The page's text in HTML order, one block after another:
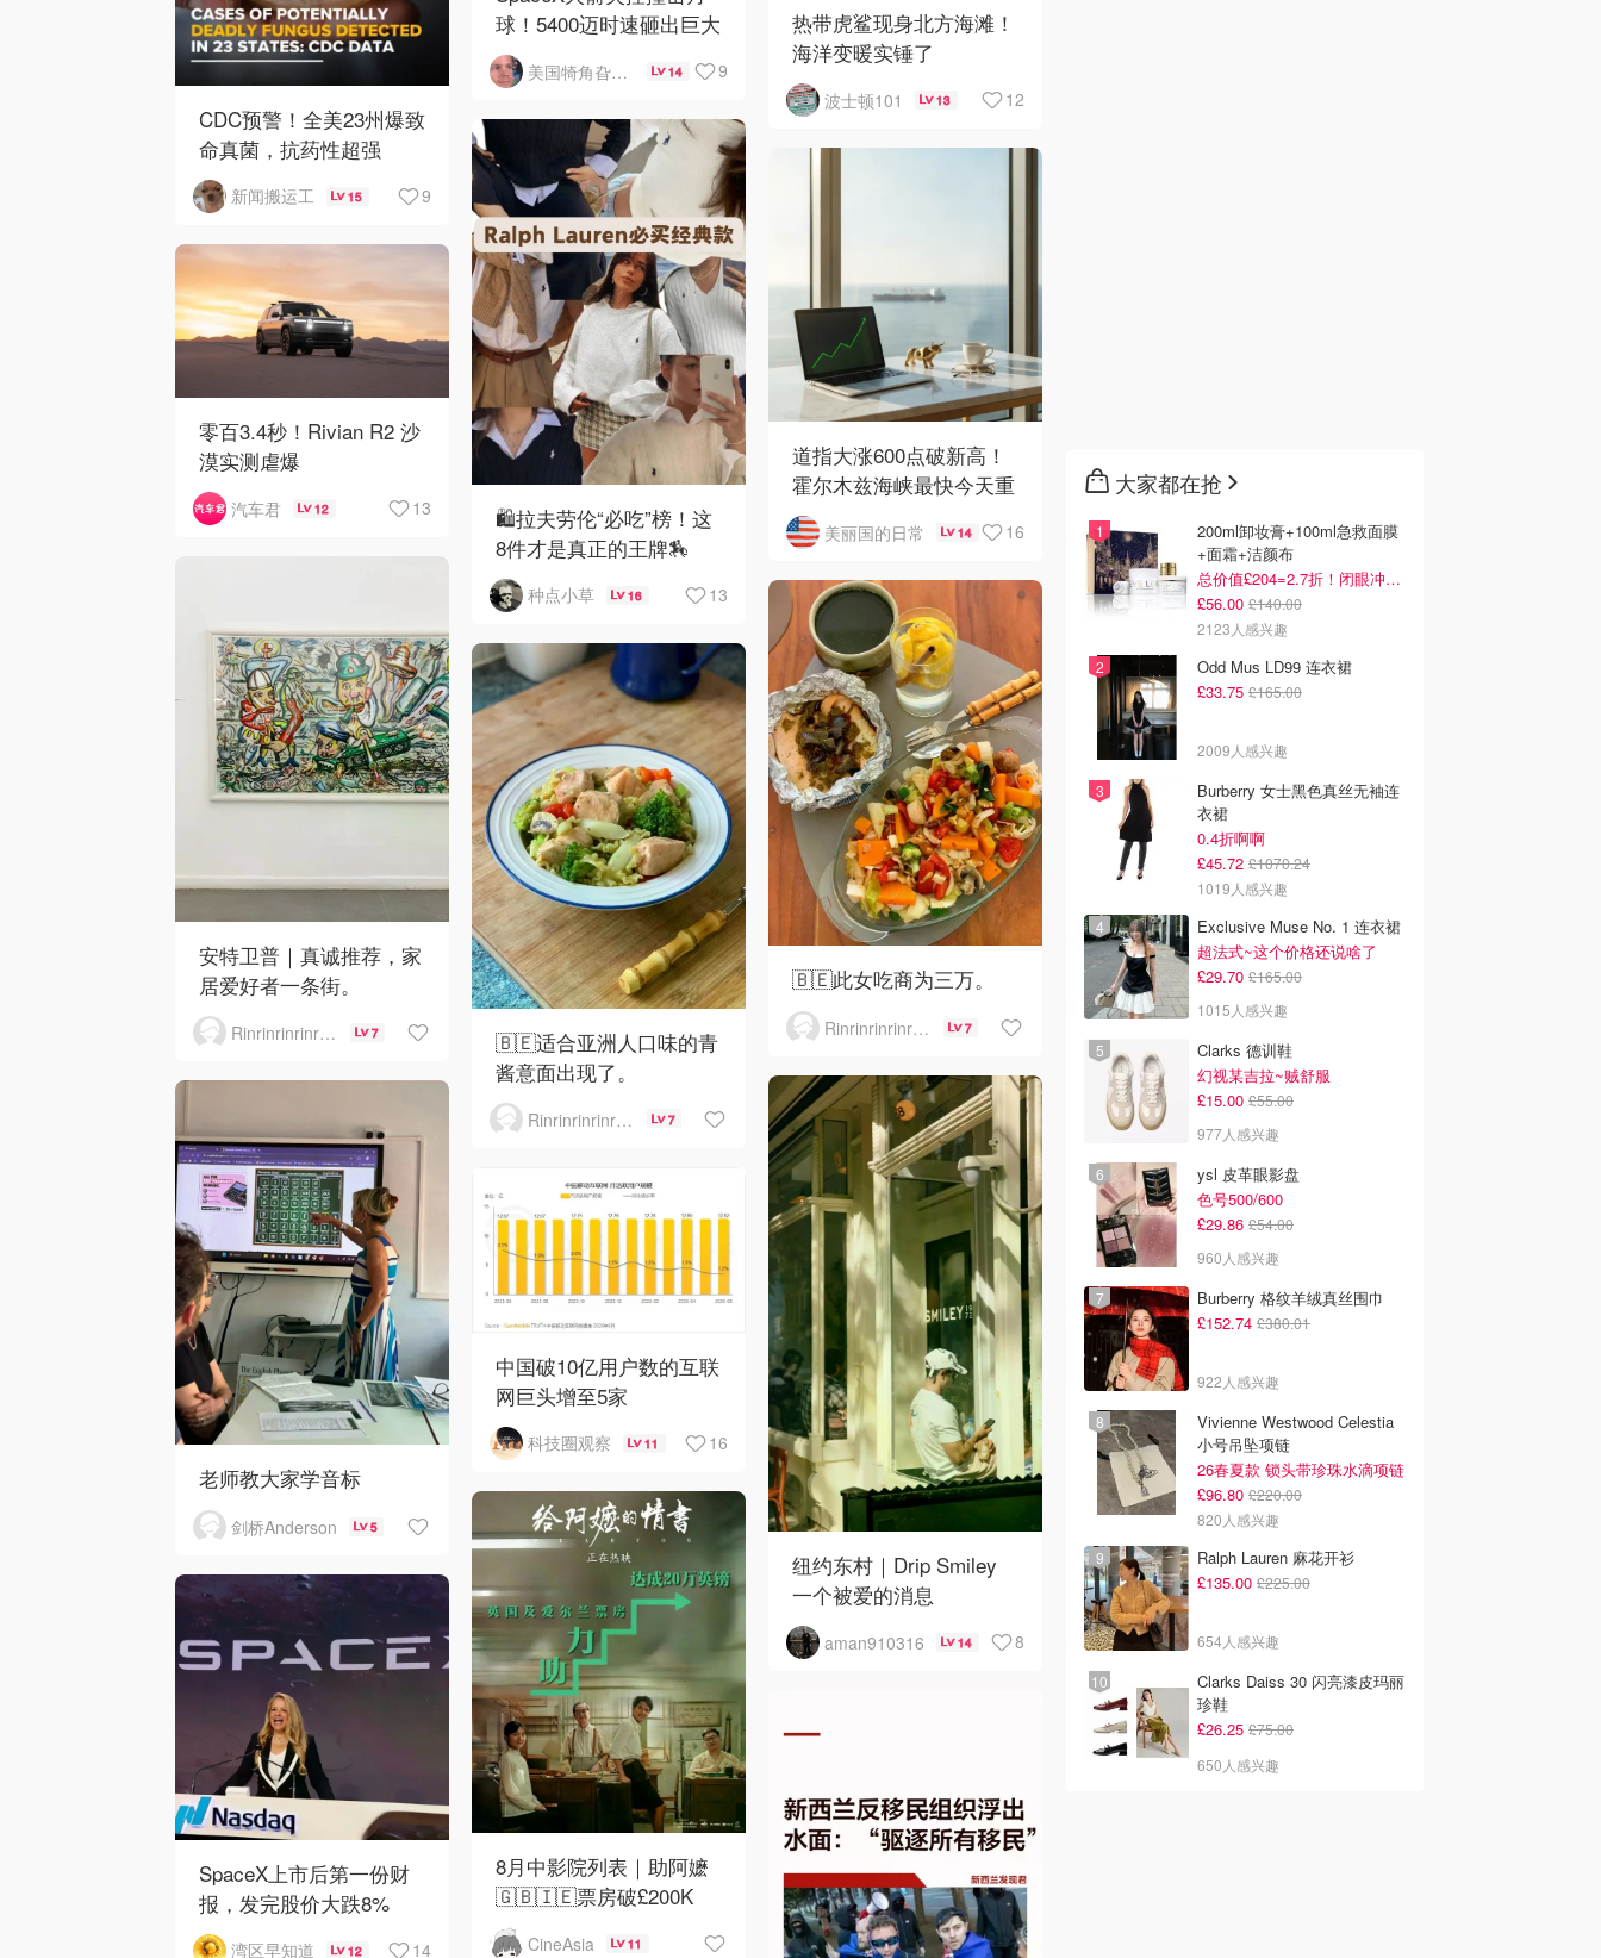
热带虎鲨现身北方海滩！
海洋变暖实锤了
波士顿101 13 12
球！5400迈时速砸出巨大
陨石坑
美国犄角旮旯新鲜事 14 9
CDC预警！全美23州爆致
命真菌，抗药性超强
新闻搬运工 15 9
🛍️拉夫劳伦“必吃”榜！这
8件才是真正的王牌🏇
种点小草 16 13
道指大涨600点破新高！
霍尔木兹海峡最快今天重
开
美丽国的日常 14 16
零百3.4秒！Rivian R2 沙
漠实测虐爆
汽车君 12 13
安特卫普｜真诚推荐，家
居爱好者一条街。
Rinrinrinrinrinrinrin 7
🇧🇪此女吃商为三万。
Rinrinrinrinrinrinrin 7
🇧🇪适合亚洲人口味的青
酱意面出现了。
Rinrinrinrinrinrinrin 7
纽约东村｜Drip Smiley
一个被爱的消息
aman910316 14 8
老师教大家学音标
剑桥Anderson 5
中国破10亿用户数的互联
网巨头增至5家
科技圈观察 11 16
8月中影院列表｜助阿嬷
🇬🇧🇮🇪票房破£200K
CineAsia 11
SpaceX上市后第一份财
报，发完股价大跌8%
湾区早知道 12 14
大家都在抢
200ml卸妆膏+100ml急救面膜
+面霜+洁颜布
总价值£204=2.7折！闭眼冲这套！
£56.00 £140.00
2123人感兴趣
Odd Mus LD99 连衣裙
£33.75 £165.00
2009人感兴趣
Burberry 女士黑色真丝无袖连
衣裙
0.4折啊啊
£45.72 £1070.24
1019人感兴趣
Exclusive Muse No. 1 连衣裙
超法式~这个价格还说啥了
£29.70 £165.00
1015人感兴趣
Clarks 德训鞋
幻视某吉拉~贼舒服
£15.00 £55.00
977人感兴趣
ysl 皮革眼影盘
色号500/600
£29.86 £54.00
960人感兴趣
Burberry 格纹羊绒真丝围巾
£152.74 £380.01
922人感兴趣
Vivienne Westwood Celestia
小号吊坠项链
26春夏款 锁头带珍珠水滴项链
£96.80 £220.00
820人感兴趣
Ralph Lauren 麻花开衫
£135.00 £225.00
654人感兴趣
Clarks Daiss 30 闪亮漆皮玛丽
珍鞋
£26.25 £75.00
650人感兴趣